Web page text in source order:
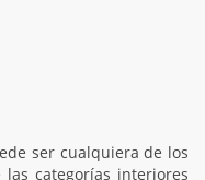
ser cualquiera de los
categorías interiores